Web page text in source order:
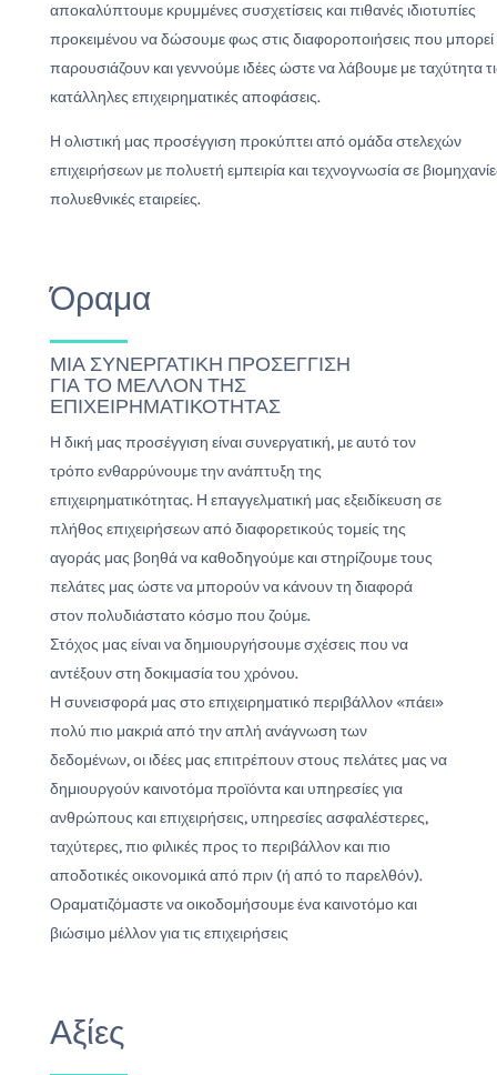
αποκαλύπτουμε κρυμμένες συσχετίσεις και πιθανές ιδιοτυπίες
προκειμένου να δώσουμε φως στις διαφοροποιήσεις που μπορεί
παρουσιάζουν και γεννούμε ιδέες ώστε να λάβουμε με ταχύτητα
κατάλληλες επιχειρηματικές αποφάσεις.
Η ολιστική μας προσέγγιση προκύπτει από ομάδα στελεχών
επιχειρήσεων με πολυετή εμπειρία και τεχνογνωσία σε
πολυεθνικές εταιρείες.
Όραμα
ΜΙΑ ΣΥΝΕΡΓΑΤΙΚΗ ΠΡΟΣΕΓΓΙΣΗ
ΓΙΑ ΤΟ ΜΕΛΛΟΝ ΤΗΣ
ΕΠΙΧΕΙΡΗΜΑΤΙΚΟΤΗΤΑΣ
Η δική μας προσέγγιση είναι συνεργατική, με αυτό τον
τρόπο ενθαρρύνουμε την ανάπτυξη της
επιχειρηματικότητας. Η επαγγελματική μας εξειδίκευση σε
πλήθος επιχειρήσεων από διαφορετικούς τομείς της
αγοράς μας βοηθά να καθοδηγούμε και στηρίζουμε τους
πελάτες μας ώστε να μπορούν να κάνουν τη διαφορά
στον πολυδιάστατο κόσμο που ζούμε.
Στόχος μας είναι να δημιουργήσουμε σχέσεις που να
αντέξουν στη δοκιμασία του χρόνου.
Η συνεισφορά μας στο επιχειρηματικό περιβάλλον «πάει»
πολύ πιο μακριά από την απλή ανάγνωση των
δεδομένων, οι ιδέες μας επιτρέπουν στους πελάτες μας να
δημιουργούν καινοτόμα προϊόντα και υπηρεσίες για
ανθρώπους και επιχειρήσεις, υπηρεσίες ασφαλέστερες,
ταχύτερες, πιο φιλικές προς το περιβάλλον και πιο
αποδοτικές οικονομικά από πριν (ή από το παρελθόν).
Οραματιζόμαστε να οικοδομήσουμε ένα καινοτόμο και
βιώσιμο μέλλον για τις επιχειρήσεις
Αξίες